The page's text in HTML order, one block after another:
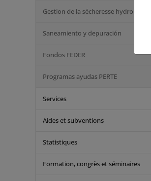
Gestion de la sécheresse hydrologique
Saneamiento y depuración
Fondos FEDER
Programas ayudas PERTE
Services
Aides et subventions
Statistiques
Formation, congrès et séminaires